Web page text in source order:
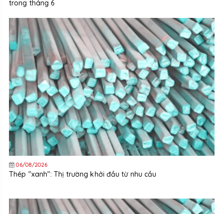
trong tháng 6
06/08/2026
Thép "xanh": Thị trường khởi đầu từ nhu cầu